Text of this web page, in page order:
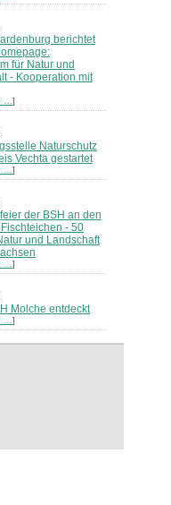
berichtet
für Natur und
- Kooperation mit
… ]
Naturschutz
Vechta gestartet
… ]
der BSH an den
- 50
und Landschaft
… ]
Molche entdeckt
… ]
…